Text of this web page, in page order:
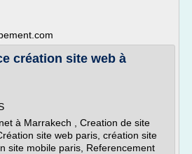
création site web à
à Marrakech , Creation de site
site web paris, création site
site mobile paris, Referencement